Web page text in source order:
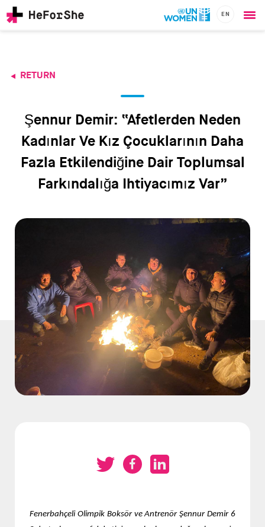
content
EN
navigation
RETURN
Şennur Demir: “Afetlerden Neden
Kadınlar Ve Kız Çocuklarının Daha
Fazla Etkilendiğine Dair Toplumsal
Farkındalığa Ihtiyacımız Var”
Fenerbahçeli Olimpik Boksör ve Antrenör Şennur Demir 6